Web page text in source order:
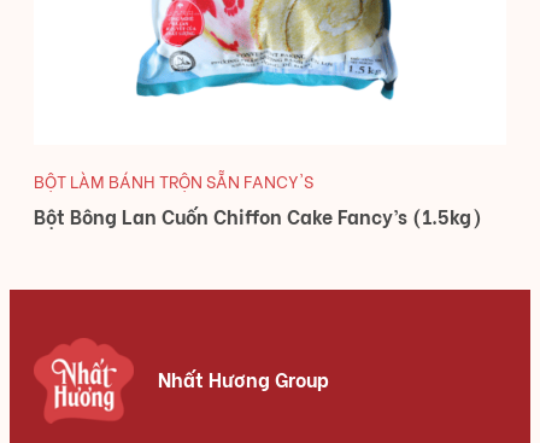
BỘT LÀM BÁNH TRỘN SẴN FANCY'S
Bột Bông Lan Cuốn Chiffon Cake Fancy’s (1.5kg)
Nhất Hương Group